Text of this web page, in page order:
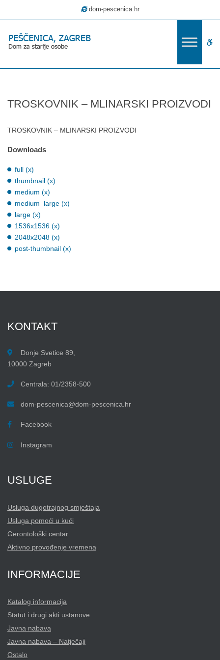
MLINARSKI
PROIZVODI
dom-pescenica.hr
TROSKOVNIK – MLINARSKI PROIZVODI
TROSKOVNIK – MLINARSKI PROIZVODI
Downloads
full (x)
thumbnail (x)
medium (x)
medium_large (x)
large (x)
1536x1536 (x)
2048x2048 (x)
post-thumbnail (x)
KONTAKT
Donje Svetice 89,
10000 Zagreb
Centrala: 01/2358-500
dom-pescenica@dom-pescenica.hr
Facebook
Instagram
USLUGE
Usluga dugotrajnog smještaja
Usluga pomoći u kući
Gerontološki centar
Aktivno provođenje vremena
INFORMACIJE
Katalog informacija
Statut i drugi akti ustanove
Javna nabava
Javna nabava – Natječaji
Ostalo